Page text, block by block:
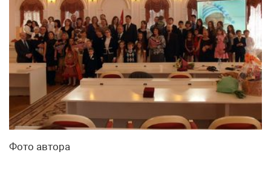
Фото автора